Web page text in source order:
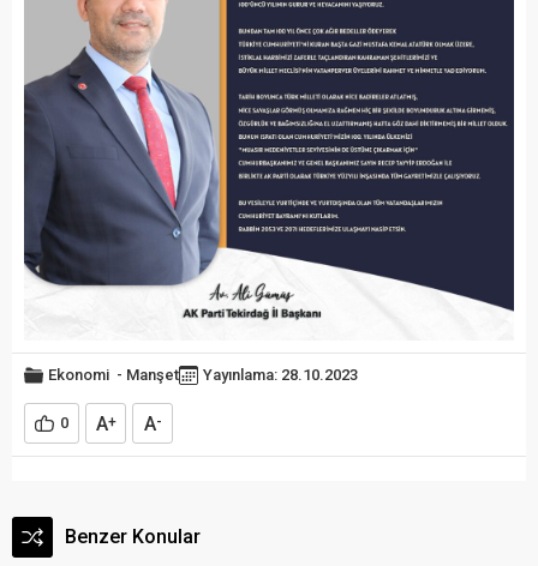
Ekonomi - Manşet Yayınlama: 28.10.2023
0 A+ A-
Benzer Konular